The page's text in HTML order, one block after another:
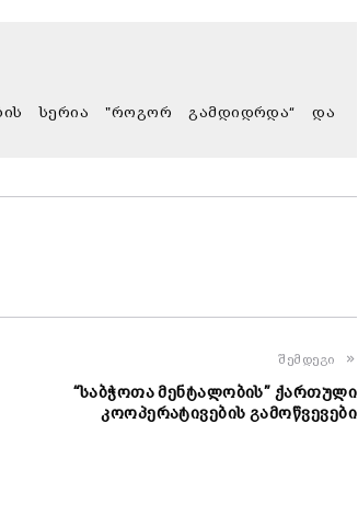
სერია "როგორ გამდიდრდა“ და
შემდეგი
“საბჭოთა მენტალობის” ქართული
კოოპერატივების გამოწვევები